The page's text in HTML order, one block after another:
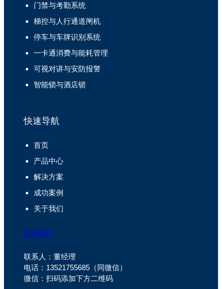
门禁与考勤系统
梯控与人行通道闸机
停车与车牌识别系统
一卡通消费与能耗管理
可视对讲与安防报警
智能锁与酒店锁
快速导航
首页
产品中心
解决方案
成功案例
关于我们
联系我们
联系人：董经理
电话：13521755685（同微信）
微信：扫码添加下方二维码